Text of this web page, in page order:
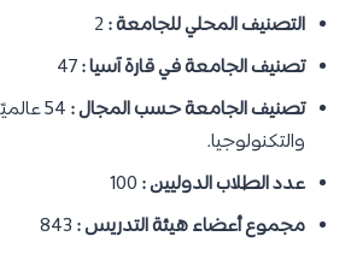
التصنيف المحلي للجامعة :
تصنيف الجامعة في قارة آسيا :
تصنيف الجامعة حسب المجال :
54
والتكنولوجيا.
عدد الطلاب الدوليين :
مجموع أعضاء هيئة التدريس :